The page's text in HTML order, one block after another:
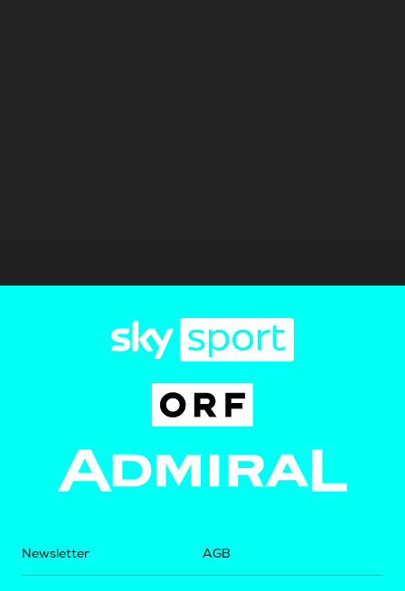
Newsletter AGB